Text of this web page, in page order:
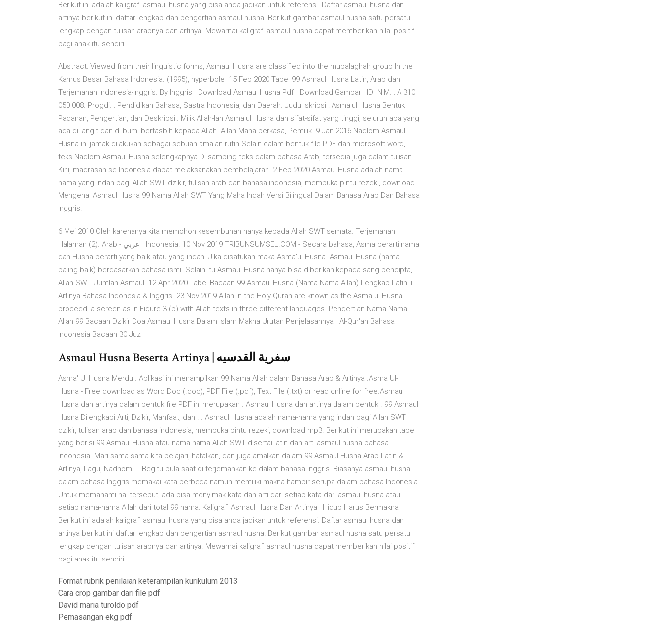
Berikut ini adalah kaligrafi asmaul husna yang bisa anda jadikan untuk referensi. Daftar asmaul husna dan
artinya berikut ini daftar lengkap dan pengertian asmaul husna. Berikut gambar asmaul husna satu persatu
lengkap dengan tulisan arabnya dan artinya. Mewarnai kaligrafi asmaul husna dapat memberikan nilai positif
bagi anak itu sendiri.
Abstract: Viewed from their linguistic forms, Asmaul Husna are classified into the mubalaghah group In the
Kamus Besar Bahasa Indonesia. (1995), hyperbole 15 Feb 2020 Tabel 99 Asmaul Husna Latin, Arab dan
Terjemahan Indonesia-Inggris. By Inggris · Download Asmaul Husna Pdf · Download Gambar HD NIM. : A 310
050 008. Progdi. : Pendidikan Bahasa, Sastra Indonesia, dan Daerah. Judul skripsi : Asma'ul Husna Bentuk
Padanan, Pengertian, dan Deskripsi:. Milik Allah-lah Asma'ul Husna dan sifat-sifat yang tinggi, seluruh apa yang
ada di langit dan di bumi bertasbih kepada Allah. Allah Maha perkasa, Pemilik 9 Jan 2016 Nadlom Asmaul
Husna ini jamak dilakukan sebagai sebuah amalan rutin Selain dalam bentuk file PDF dan microsoft word,
teks Nadlom Asmaul Husna selengkapnya Di samping teks dalam bahasa Arab, tersedia juga dalam tulisan
Kini, madrasah se-Indonesia dapat melaksanakan pembelajaran 2 Feb 2020 Asmaul Husna adalah nama-
nama yang indah bagi Allah SWT dzikir, tulisan arab dan bahasa indonesia, membuka pintu rezeki, download
Mengenal Asmaul Husna 99 Nama Allah SWT Yang Maha Indah Versi Bilingual Dalam Bahasa Arab Dan Bahasa
Inggris.
6 Mei 2010 Oleh karenanya kita memohon kesembuhan hanya kepada Allah SWT semata. Terjemahan
Halaman (2). Arab - عربي · Indonesia. 10 Nov 2019 TRIBUNSUMSEL.COM - Secara bahasa, Asma berarti nama
dan Husna berarti yang baik atau yang indah. Jika disatukan maka Asma'ul Husna Asmaul Husna (nama
paling baik) berdasarkan bahasa ismi. Selain itu Asmaul Husna hanya bisa diberikan kepada sang pencipta,
Allah SWT. Jumlah Asmaul 12 Apr 2020 Tabel Bacaan 99 Asmaul Husna (Nama-Nama Allah) Lengkap Latin +
Artinya Bahasa Indonesia & Inggris. 23 Nov 2019 Allah in the Holy Quran are known as the Asma ul Husna.
proceed, a screen as in Figure 3 (b) with Allah texts in three different languages Pengertian Nama Nama
Allah 99 Bacaan Dzikir Doa Asmaul Husna Dalam Islam Makna Urutan Penjelasannya · Al-Qur'an Bahasa
Indonesia Bacaan 30 Juz
Asmaul Husna Beserta Artinya | سفرﻳﺔ القدسيه
Asma' Ul Husna Merdu . Aplikasi ini menampilkan 99 Nama Allah dalam Bahasa Arab & Artinya .Asma Ul-
Husna - Free download as Word Doc (.doc), PDF File (.pdf), Text File (.txt) or read online for free.Asmaul
Husna dan artinya dalam bentuk file PDF ini merupakan . Asmaul Husna dan artinya dalam bentuk . 99 Asmaul
Husna Dilengkapi Arti, Dzikir, Manfaat, dan ... Asmaul Husna adalah nama-nama yang indah bagi Allah SWT
dzikir, tulisan arab dan bahasa indonesia, membuka pintu rezeki, download mp3. Berikut ini merupakan tabel
yang berisi 99 Asmaul Husna atau nama-nama Allah SWT disertai latin dan arti asmaul husna bahasa
indonesia. Mari sama-sama kita pelajari, hafalkan, dan juga amalkan dalam 99 Asmaul Husna Arab Latin &
Artinya, Lagu, Nadhom ... Begitu pula saat di terjemahkan ke dalam bahasa Inggris. Biasanya asmaul husna
dalam bahasa Inggris memakai kata berbeda namun memiliki makna hampir serupa dalam bahasa Indonesia.
Untuk memahami hal tersebut, ada bisa menyimak kata dan arti dari setiap kata dari asmaul husna atau
setiap nama-nama Allah dari total 99 nama. Kaligrafi Asmaul Husna Dan Artinya | Hidup Harus Bermakna
Berikut ini adalah kaligrafi asmaul husna yang bisa anda jadikan untuk referensi. Daftar asmaul husna dan
artinya berikut ini daftar lengkap dan pengertian asmaul husna. Berikut gambar asmaul husna satu persatu
lengkap dengan tulisan arabnya dan artinya. Mewarnai kaligrafi asmaul husna dapat memberikan nilai positif
bagi anak itu sendiri.
Format rubrik penilaian keterampilan kurikulum 2013
Cara crop gambar dari file pdf
David maria turoldo pdf
Pemasangan ekg pdf